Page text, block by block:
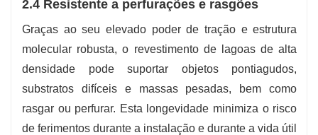
2.4 Resistente a perfurações e rasgões
Graças ao seu elevado poder de tração e estrutura
molecular robusta, o revestimento de lagoas de alta
densidade pode suportar objetos pontiagudos,
substratos difíceis e massas pesadas, bem como
rasgar ou perfurar. Esta longevidade minimiza o risco
de ferimentos durante a instalação e durante a vida útil